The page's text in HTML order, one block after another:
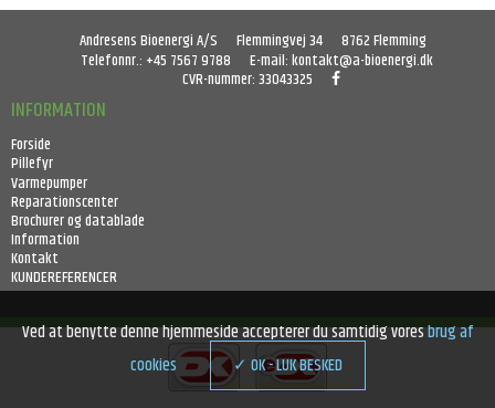
Andresens Bioenergi A/S Flemmingvej 34 8762 Flemming
Telefonnr.: +45 7567 9788 E-mail:kontakt@a-bioenergi.dk
CVR-nummer:33043325
INFORMATION
Forside
Pillefyr
Varmepumper
Reparationscenter
Brochurer og datablade
Information
Kontakt
KUNDEREFERENCER
Ved at benytte denne hjemmeside accepterer du samtidig voresbrug af
cookies
✓ OK - LUK BESKED